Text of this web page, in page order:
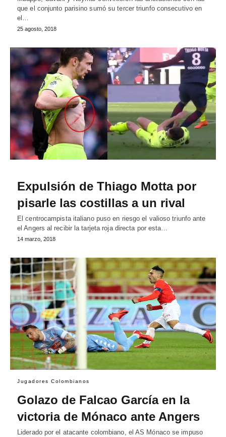
que el conjunto parisino sumó su tercer triunfo consecutivo en
el…
25 agosto, 2018
Expulsión de Thiago Motta por
pisarle las costillas a un rival
El centrocampista italiano puso en riesgo el valioso triunfo ante
el Angers al recibir la tarjeta roja directa por esta…
14 marzo, 2018
Jugadores Colombianos
Golazo de Falcao García en la
victoria de Mónaco ante Angers
Liderado por el atacante colombiano, el AS Mónaco se impuso